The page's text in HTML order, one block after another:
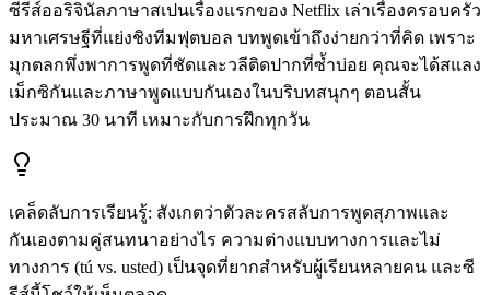
ซีรีส์ออริจินัลภาษาสเปนเรื่องแรกของ Netflix เล่าเรื่องครอบครัว
มหาเศรษฐีที่แย่งชิงทีมฟุตบอล บทพูดเข้าถึงง่ายกว่าที่คิด เพราะ
มุกตลกพึ่งพาการพูดที่ชัดและวลีติดปากที่ซ้ำบ่อย คุณจะได้สแลง
เม็กซิกันและภาษาพูดแบบกันเองในบริบทสนุกๆ ตอนสั้น
ประมาณ 30 นาที เหมาะกับการฝึกทุกวัน
เคล็ดลับการเรียนรู้: สังเกตว่าตัวละครสลับการพูดสุภาพและ
กันเองตามคู่สนทนาอย่างไร ความต่างแบบทางการและไม่
ทางการ (tú vs. usted) เป็นจุดที่ยากสำหรับผู้เรียนหลายคน และซี